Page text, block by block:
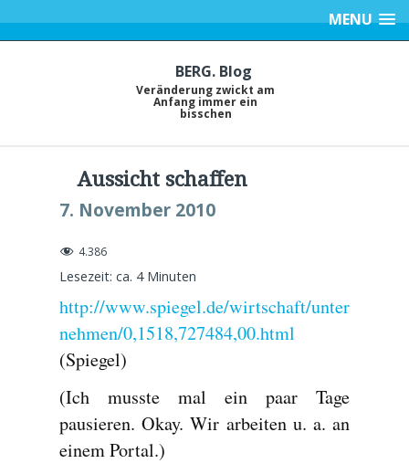
MENU
BERG. Blog
Veränderung zwickt am
Anfang immer ein
bisschen
Aussicht schaffen
7. November 2010
4.386
Lesezeit: ca. 4 Minuten
http://www.spiegel.de/wirtschaft/unter
nehmen/0,1518,727484,00.html
(Spiegel)
(Ich musste mal ein paar Tage
pausieren. Okay. Wir arbeiten u. a. an
einem Portal.)